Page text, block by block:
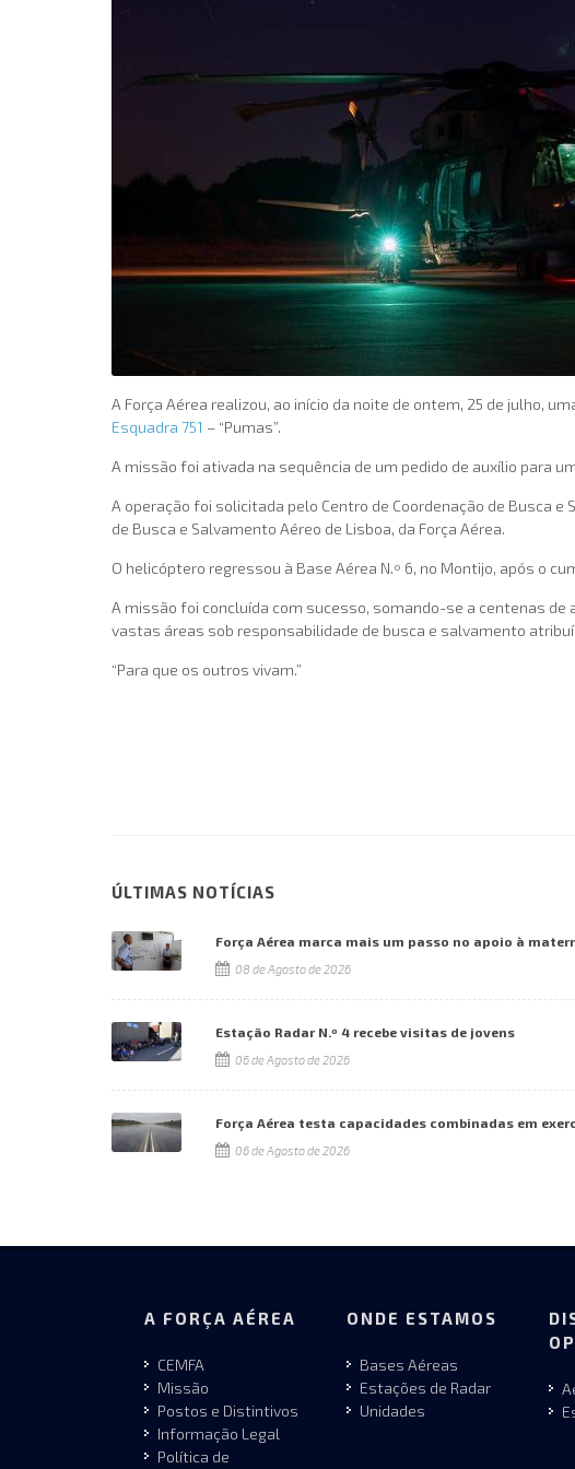
A Força Aérea realizou, ao início da noite de ontem, 25 de julho,
Esquadra 751 – “Pumas”.
A missão foi ativada na sequência de um pedido de auxílio para
A operação foi solicitada pelo Centro de Coordenação de Busca
de Busca e Salvamento Aéreo de Lisboa, da Força Aérea.
O helicóptero regressou à Base Aérea N.º 6, no Montijo, após o
A missão foi concluída com sucesso, somando-se a centenas
vastas áreas sob responsabilidade de busca e salvamento
“Para que os outros vivam.”
ÚLTIMAS NOTÍCIAS
Força Aérea marca mais um passo no apoio à
08 de Agosto de 2026
Estação Radar N.º 4 recebe visitas de jovens
06 de Agosto de 2026
Força Aérea testa capacidades combinadas em
06 de Agosto de 2026
A FORÇA AÉREA
CEMFA
Missão
Postos e Distintivos
Informação Legal
Política de
ONDE ESTAMOS
Bases Aéreas
Estações de Radar
Unidades